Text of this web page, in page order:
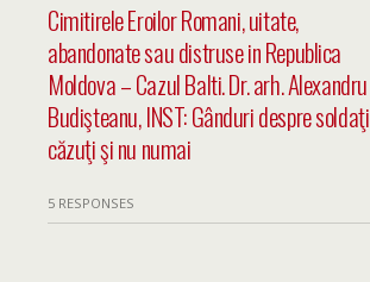
Cimitirele Eroilor Romani, uitate,
abandonate sau distruse in Republica
Moldova – Cazul Balti. Dr. arh. Alexandru
Budişteanu, INST: Gânduri despre soldaţi
căzuţi şi nu numai
5 RESPONSES